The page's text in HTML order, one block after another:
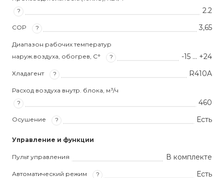
?
2.2
COP ? 3,65
Диапазон рабочих температур
наруж.воздуха, обогрев, С°
? -15 … +24
Хладагент ? R410A
Расход воздуха внутр. блока, м³/ч
?
460
Осушение ? Есть
Управление и функции
Пульт управления В комплекте
Автоматический режим ? Есть